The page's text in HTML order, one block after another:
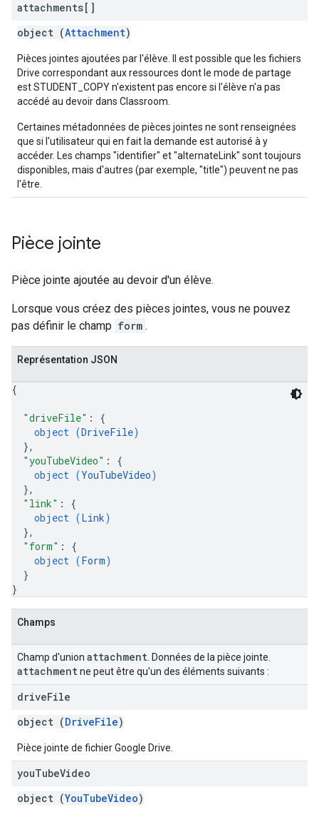
attachments[]
object (Attachment)
Pièces jointes ajoutées par l'élève. Il est possible que les fichiers
Drive correspondant aux ressources dont le mode de partage
est STUDENT_COPY n'existent pas encore si l'élève n'a pas
accédé au devoir dans Classroom.
Certaines métadonnées de pièces jointes ne sont renseignées
que si l'utilisateur qui en fait la demande est autorisé à y
accéder. Les champs "identifier" et "alternateLink" sont toujours
disponibles, mais d'autres (par exemple, "title") peuvent ne pas
l'être.
Pièce jointe
Pièce jointe ajoutée au devoir d'un élève.
Lorsque vous créez des pièces jointes, vous ne pouvez
pas définir le champ form .
Représentation JSON
{
"driveFile" : {
object (DriveFile)
},
"youTubeVideo" : {
object (YouTubeVideo)
},
"link" : {
object (Link)
},
"form" : {
object (Form)
}
}
Champs
Champ d'union attachment . Données de la pièce jointe.
attachmentne peut être qu'un des éléments suivants :
driveFile
object (DriveFile)
Pièce jointe de fichier Google Drive.
youTubeVideo
object (YouTubeVideo)